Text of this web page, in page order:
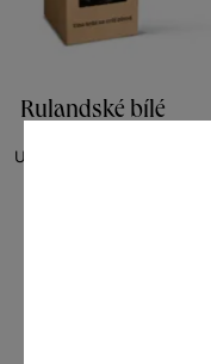
Rulandské bílé
Unikátní archivní vína